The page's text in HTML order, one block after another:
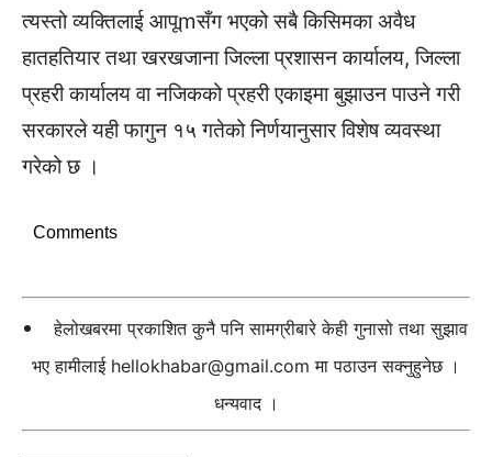
त्यस्तो व्यक्तिलाई आपूmसँग भएको सबै किसिमका अवैध
हातहतियार तथा खरखजाना जिल्ला प्रशासन कार्यालय, जिल्ला
प्रहरी कार्यालय वा नजिकको प्रहरी एकाइमा बुझाउन पाउने गरी
सरकारले यही फागुन १५ गतेको निर्णयानुसार विशेष व्यवस्था
गरेको छ ।
Comments
हेलोखबरमा प्रकाशित कुनै पनि सामग्रीबारे केही गुनासो तथा सुझाव
भए हामीलाई hellokhabar@gmail.com मा पठाउन सक्नुहुनेछ ।
धन्यवाद ।